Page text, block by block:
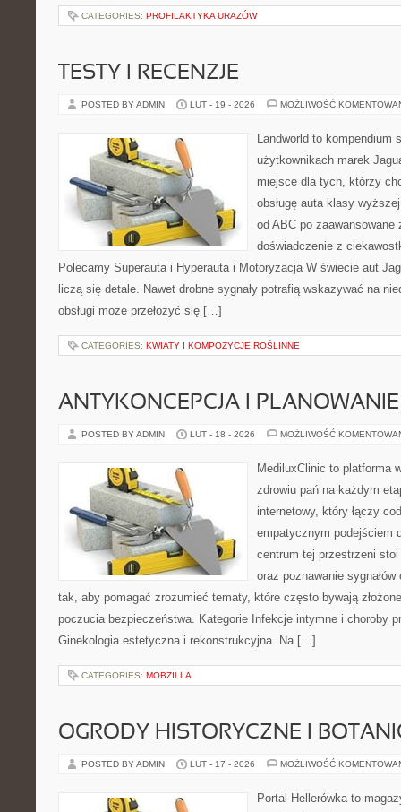
CATEGORIES: PROFILAKTYKA URAZÓW
TESTY I RECENZJE
POSTED BY ADMIN LUT - 19 - 2026 MOŻLIWOŚĆ
Landworld to kompendium
użytkownikach marek
miejsce dla tych, którzy
obsługę auta klasy
od ABC po zaawansowane
doświadczenie z
Polecamy Superauta i Hyperauta i Motoryzacja W świecie aut
liczą się detale. Nawet drobne sygnały potrafią wskazywać na
obsługi może przełożyć się […]
CATEGORIES: KWIATY I KOMPOZYCJE ROŚLINNE
ANTYKONCEPCJA I
POSTED BY ADMIN LUT - 18 - 2026 MOŻLIWOŚĆ
MediluxClinic to platforma
zdrowiu pań na każdym
internetowy, który łączy
empatycznym podejściem
centrum tej przestrzeni
oraz poznawanie
tak, aby pomagać zrozumieć tematy, które często bywają
poczucia bezpieczeństwa. Kategorie Infekcje intymne i choroby
Ginekologia estetyczna i rekonstrukcyjna. Na […]
CATEGORIES: MOBZILLA
OGRODY HISTORYCZNE I
POSTED BY ADMIN LUT - 17 - 2026 MOŻLIWOŚĆ
Portal Hellerówka to